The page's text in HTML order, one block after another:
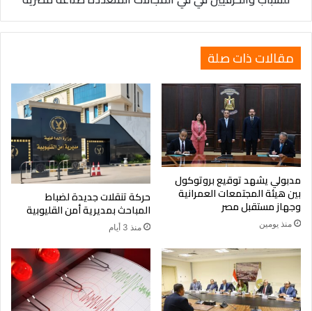
صناعة
مصريه
مقالات ذات صلة
مدبولي يشهد توقيع بروتوكول
بين هيئة المجتمعات العمرانية
وجهاز مستقبل مصر
منذ يومين
حركة تنقلات جديدة لضباط
المباحث بمديرية أمن القليوبية
منذ 3 أيام